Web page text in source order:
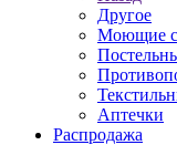
Другое
Моющие
Аптечки
Распродажа